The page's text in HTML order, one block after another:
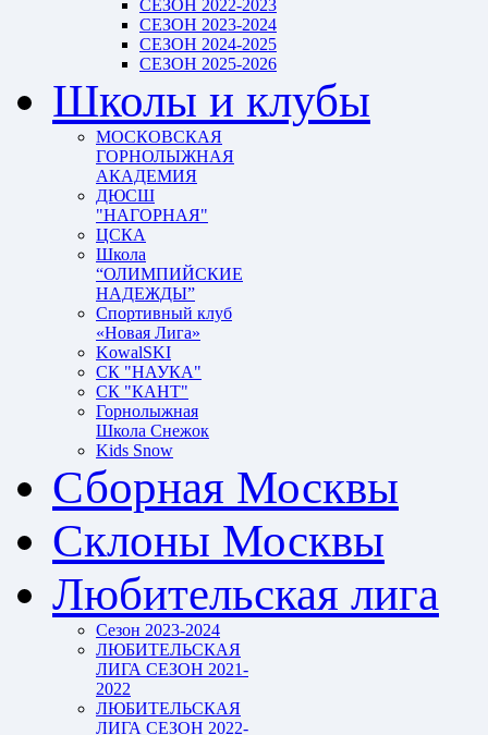
СЕЗОН 2022-2023
СЕЗОН 2023-2024
СЕЗОН 2024-2025
СЕЗОН 2025-2026
Школы и клубы
МОСКОВСКАЯ
ГОРНОЛЫЖНАЯ
АКАДЕМИЯ
ДЮСШ
"НАГОРНАЯ"
ЦСКА
Школа
“ОЛИМПИЙСКИЕ
НАДЕЖДЫ”
Спортивный клуб
«Новая Лига»
KowalSKI
СК "НАУКА"
СК "КАНТ"
Горнолыжная
Школа Снежок
Kids Snow
Сборная Москвы
Склоны Москвы
Любительская лига
Сезон 2023-2024
ЛЮБИТЕЛЬСКАЯ
ЛИГА СЕЗОН 2021-
2022
ЛЮБИТЕЛЬСКАЯ
ЛИГА СЕЗОН 2022-